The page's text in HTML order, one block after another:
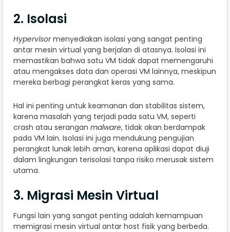
2. Isolasi
Hypervisormenyediakan isolasi yang sangat penting
antar mesin virtual yang berjalan di atasnya. Isolasi ini
memastikan bahwa satu VM tidak dapat memengaruhi
atau mengakses data dan operasi VM lainnya, meskipun
mereka berbagi perangkat keras yang sama.
Hal ini penting untuk keamanan dan stabilitas sistem,
karena masalah yang terjadi pada satu VM, seperti
crash atau serangan malware, tidak akan berdampak
pada VM lain. Isolasi ini juga mendukung pengujian
perangkat lunak lebih aman, karena aplikasi dapat diuji
dalam lingkungan terisolasi tanpa risiko merusak sistem
utama.
3. Migrasi Mesin Virtual
Fungsi lain yang sangat penting adalah kemampuan
memigrasi mesin virtual antar host fisik yang berbeda.